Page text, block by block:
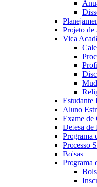
Projeto de
Vida
Estudante
Aluno
Exame de
Defesa de
Programa
Processo
Bolsas
Programa